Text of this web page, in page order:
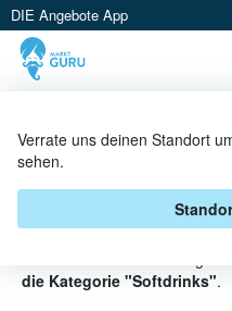
DIE Angebote App
Verrate uns deinen Standort
sehen.
SOFTDRINKS
AKTIONEN BEI
die Kategorie "Softdrinks".